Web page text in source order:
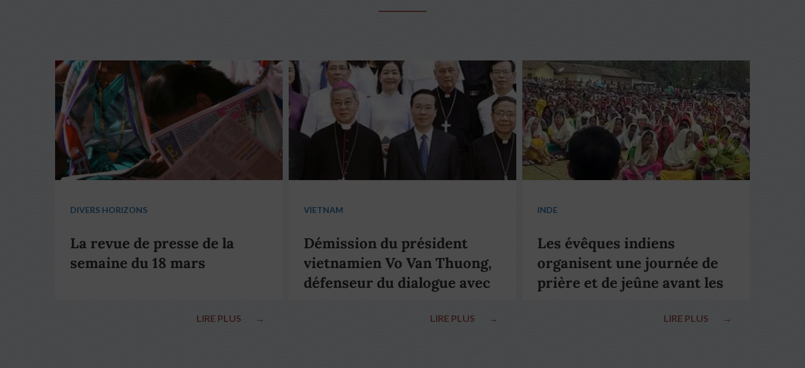
DIVERS HORIZONS
La revue de presse de la
semaine du 18 mars
LIRE PLUS →
VIETNAM
Démission du président
vietnamien Vo Van Thuong,
défenseur du dialogue avec
LIRE PLUS →
INDE
Les évêques indiens
organisent une journée de
prière et de jeûne avant les
LIRE PLUS →